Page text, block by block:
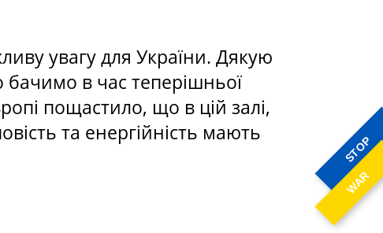
STOP
WAR
увагу для України. Дякую
бачимо в час теперішньої
пощастило, що в цій залі,
та енергійність мають